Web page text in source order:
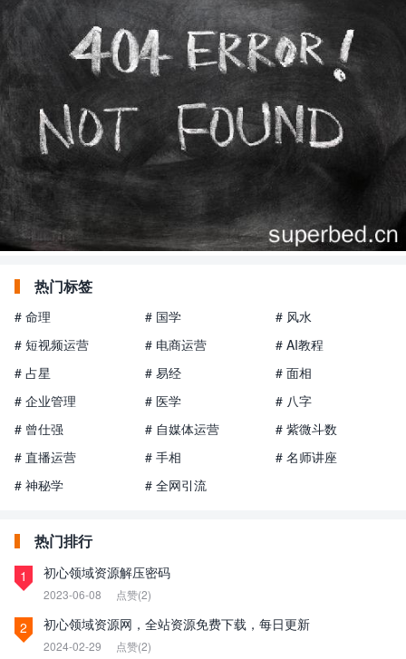
热门标签
# 命理 # 国学
# 风水
# 短视频运营
# 电商运营
# AI教程
# 占星
# 易经
# 面相
# 企业管理
# 医学
# 八字
# 曾仕强
# 自媒体运营
# 紫微斗数
# 直播运营
# 手相
# 名师讲座
# 神秘学
# 全网引流
热门排行
1 初心领域资源解压密码
2023-06-08 点赞(2)
2 初心领域资源网，全站资源免费下载，每日更新
2024-02-29 点赞(2)